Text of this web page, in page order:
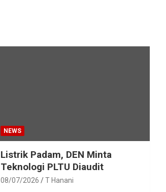
NEWS
Listrik Padam, DEN Minta
Teknologi PLTU Diaudit
08/07/2026 T Hanani